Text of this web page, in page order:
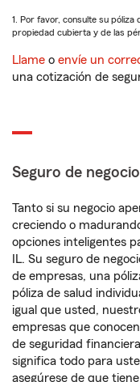
1. Por favor, consulte su
propiedad cubierta y de las
Llame o envíe un
una cotización de
Seguro de
Tanto si su negocio
creciendo o
opciones inteligentes
IL. Su seguro de
de empresas, una
póliza de salud
igual que usted,
empresas que
de seguridad
significa todo para
asegúrese de que